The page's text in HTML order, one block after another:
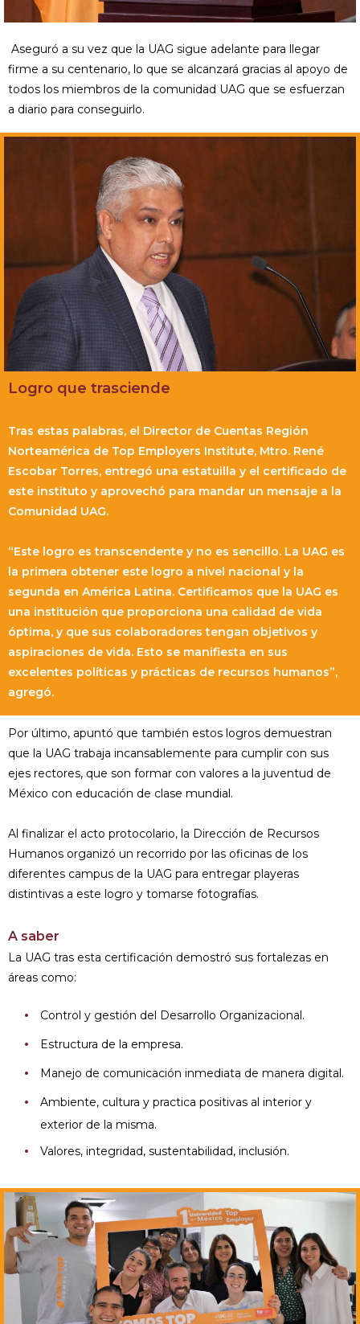
Aseguró a su vez que la UAG sigue adelante para llegar
firme a su centenario, lo que se alcanzará gracias al apoyo de
todos los miembros de la comunidad UAG que se esfuerzan
a diario para conseguirlo.
Logro que trasciende
Tras estas palabras, el Director de Cuentas Región
Norteamérica de Top Employers Institute, Mtro. René
Escobar Torres, entregó una estatuilla y el certificado de
este instituto y aprovechó para mandar un mensaje a la
Comunidad UAG.
“Este logro es transcendente y no es sencillo. La UAG es
la primera obtener este logro a nivel nacional y la
segunda en América Latina. Certificamos que la UAG es
una institución que proporciona una calidad de vida
óptima, y que sus colaboradores tengan objetivos y
aspiraciones de vida. Esto se manifiesta en sus
excelentes políticas y prácticas de recursos humanos”,
agregó.
Por último, apuntó que también estos logros demuestran
que la UAG trabaja incansablemente para cumplir con sus
ejes rectores, que son formar con valores a la juventud de
México con educación de clase mundial.
Al finalizar el acto protocolario, la Dirección de Recursos
Humanos organizó un recorrido por las oficinas de los
diferentes campus de la UAG para entregar playeras
distintivas a este logro y tomarse fotografías.
A saber
La UAG tras esta certificación demostró sus fortalezas en
áreas como:
Control y gestión del Desarrollo Organizacional.
Estructura de la empresa.
Manejo de comunicación inmediata de manera digital.
Ambiente, cultura y practica positivas al interior y
exterior de la misma.
Valores, integridad, sustentabilidad, inclusión.